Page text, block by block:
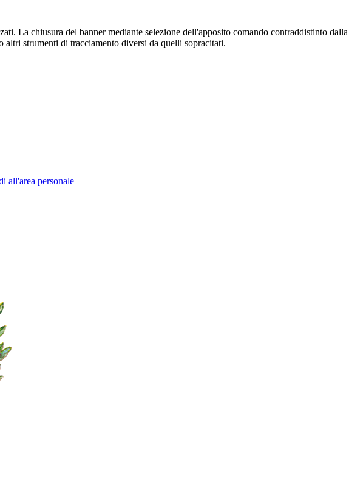
La chiusura del banner mediante selezione dell'apposito comando contraddistinto
strumenti di tracciamento diversi da quelli sopracitati.
all'area personale